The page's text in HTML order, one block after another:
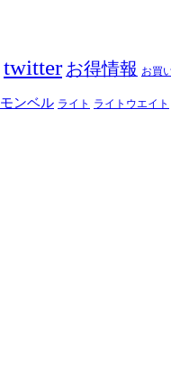
twitter お得情報 お買
モンベル ライト ライトウエイト